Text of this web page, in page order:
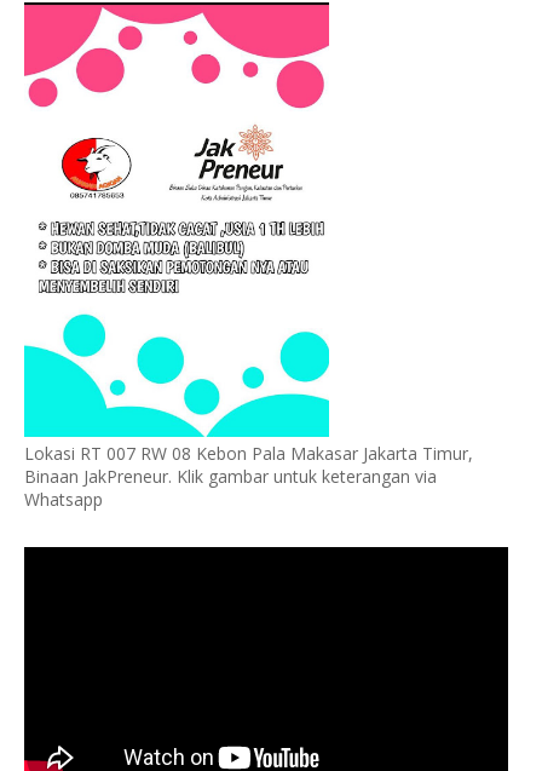
Lokasi RT 007 RW 08 Kebon Pala Makasar Jakarta Timur,
Binaan JakPreneur. Klik gambar untuk keterangan via
Whatsapp